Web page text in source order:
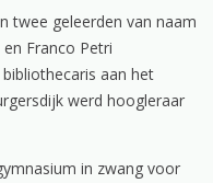
twee geleerden van naam
Franco Petri
aan het
werd hoogleraar
in zwang voor